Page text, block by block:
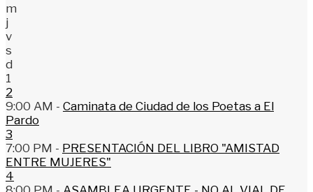
m
j
v
s
d
1
2
9:00 AM - Caminata de Ciudad de los Poetas a El
Pardo
3
7:00 PM - PRESENTACIÓN DEL LIBRO "AMISTAD
ENTRE MUJERES"
4